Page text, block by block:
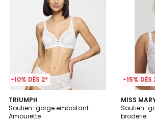
-10% DÈS 2*
TRIUMPH
Soutien-gorge emboitant
Amourette
4,8
/ 5
4
Couleurs
-15% DÈS
MISS
Soutien-
broderie
4,3
/ 5
2
Couleurs